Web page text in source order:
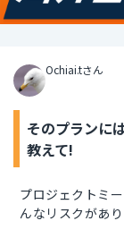
Ochiai.tさん
そのプランに
教えて!
プロジェクトミ
んなリスクがあ